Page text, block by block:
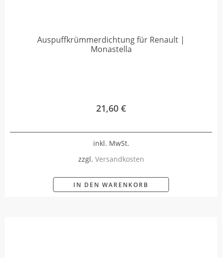
Auspuffkrümmerdichtung für Renault |
Monastella
21,60 €
inkl. MwSt.
zzgl. Versandkosten
IN DEN WARENKORB